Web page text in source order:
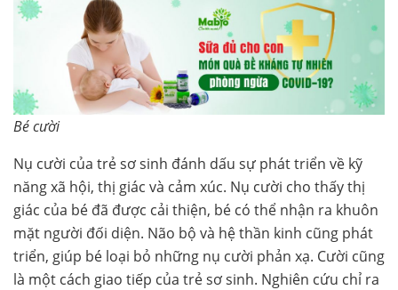
Bé cười
Nụ cười của trẻ sơ sinh đánh dấu sự phát triển về kỹ
năng xã hội, thị giác và cảm xúc. Nụ cười cho thấy thị
giác của bé đã được cải thiện, bé có thể nhận ra khuôn
mặt người đối diện. Não bộ và hệ thần kinh cũng phát
triển, giúp bé loại bỏ những nụ cười phản xạ. Cười cũng
là một cách giao tiếp của trẻ sơ sinh. Nghiên cứu chỉ ra